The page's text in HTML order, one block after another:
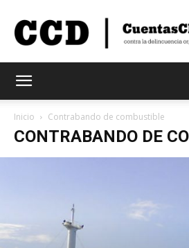
Claras
Inicio Contrabando de combustible
CONTRABANDO DE